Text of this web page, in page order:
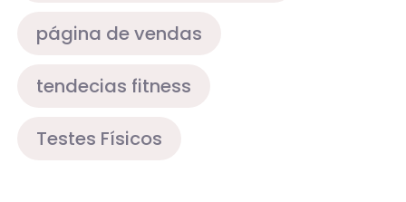
página de vendas
tendecias fitness
Testes Físicos